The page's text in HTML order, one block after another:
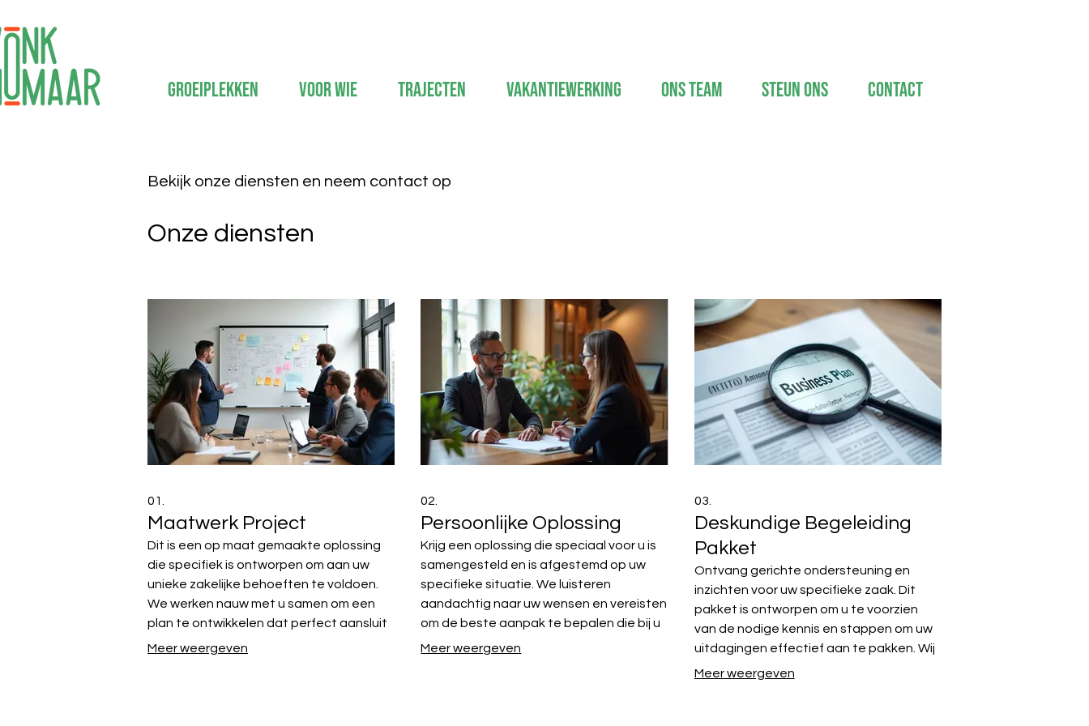
Groeiplekken Voor wie Trajecten Vakantiewerking Ons Team Steun ons Contact
Bekijk onze diensten en neem contact op
Onze diensten
01.
Maatwerk Project
Dit is een op maat gemaakte oplossing
die specifiek is ontworpen om aan uw
unieke zakelijke behoeften te voldoen.
We werken nauw met u samen om een
plan te ontwikkelen dat perfect aansluit
bij uw doelen en vereisten. U ontvangt
Meer weergeven
02.
Persoonlijke Oplossing
Krijg een oplossing die speciaal voor u is
samengesteld en is afgestemd op uw
specifieke situatie. We luisteren
aandachtig naar uw wensen en vereisten
om de beste aanpak te bepalen die bij u
past. Ontdek hoe wij u kunnen helpen uw
Meer weergeven
03.
Deskundige Begeleiding
Pakket
Ontvang gerichte ondersteuning en
inzichten voor uw specifieke zaak. Dit
pakket is ontworpen om u te voorzien
van de nodige kennis en stappen om uw
uitdagingen effectief aan te pakken. Wij
helpen u optimale beslissingen te nemen
Meer weergeven